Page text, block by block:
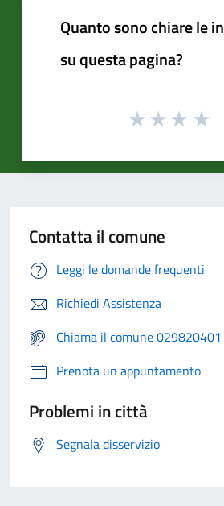
Quanto sono chiare le
su questa pagina?
Contatta il comune
Leggi le domande frequenti
Richiedi Assistenza
Chiama il comune 029820401
Prenota un appuntamento
Problemi in città
Segnala disservizio